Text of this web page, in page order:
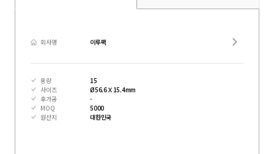
회사명 이루팩
용량
15
사이즈
Ø56.6Ｘ15.4mm
후가공
-
MOQ
5000
원산지
대한민국